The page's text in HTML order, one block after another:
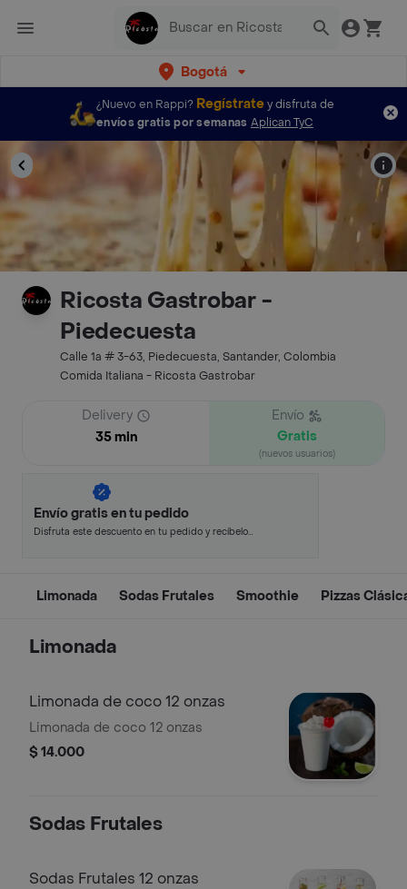
Bogotá
¿Nuevo en Rappi? Regístratey disfruta de
envíos gratis por semanas Aplican TyC
Ricosta Gastrobar -
Piedecuesta
Calle 1a # 3-63, Piedecuesta, Santander, Colombia
Comida Italiana - Ricosta Gastrobar
Delivery
35 min
Envío
Gratis
(nuevos usuarios)
Envío gratis en tu pedido
Disfruta este descuento en tu pedido y recíbelo
Limonada Sodas Frutales Smoothie Pizzas
Limonada
Limonada de coco 12 onzas
Limonada de coco 12 onzas
$ 14.000
Sodas Frutales
Sodas Frutales 12 onzas